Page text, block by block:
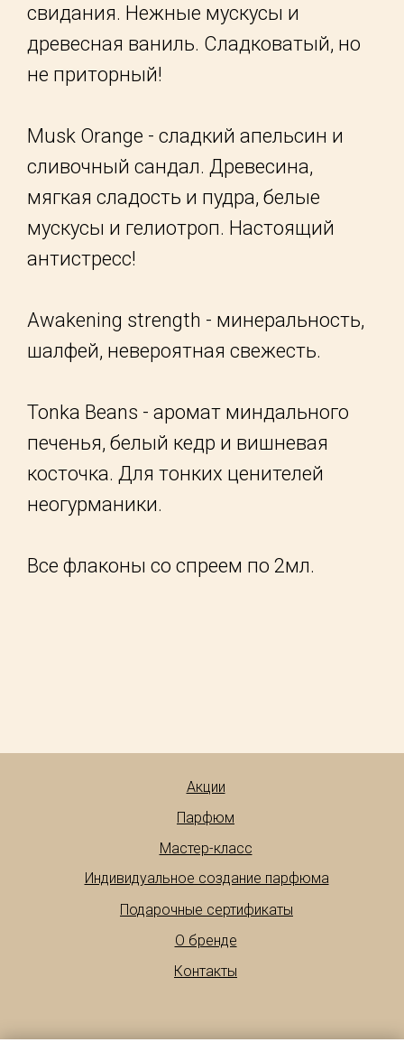
свидания. Нежные мускусы и
древесная ваниль. Сладковатый, но
не приторный!
Musk Orange - сладкий апельсин и
сливочный сандал. Древесина,
мягкая сладость и пудра, белые
мускусы и гелиотроп. Настоящий
антистресс!
Awakening strength - минеральность,
шалфей, невероятная свежесть.
Tonka Beans - аромат миндального
печенья, белый кедр и вишневая
косточка. Для тонких ценителей
неогурманики.
Все флаконы со спреем по 2мл.
Подарочные сертификаты
О бренде
Контакты
Акции
Парфюм
Мастер-класс
Индивидуальное создание парфюма